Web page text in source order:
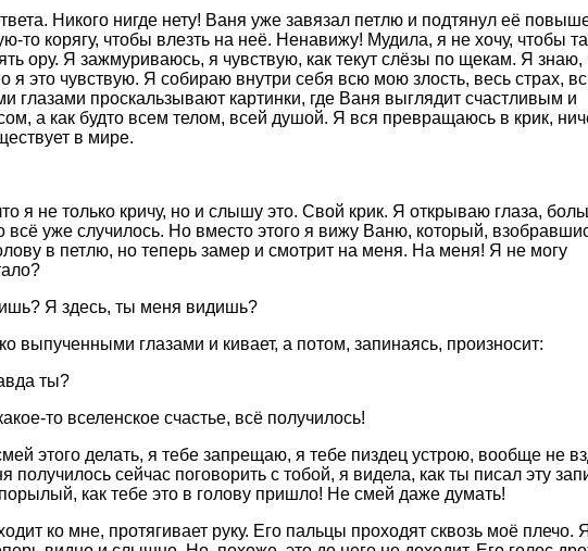
Никого нигде нету! Ваня уже завязал петлю и подтянул её
то корягу, чтобы влезть на неё. Ненавижу! Мудила, я не хочу, чтобы
ору. Я зажмуриваюсь, я чувствую, как текут слёзы по щекам. Я знаю,
я это чувствую. Я собираю внутри себя всю мою злость, весь страх,
глазами проскальзывают картинки, где Ваня выглядит счастливым и
а как будто всем телом, всей душой. Я вся превращаюсь в крик,
в мире.
я не только кричу, но и слышу это. Свой крик. Я открываю глаза,
всё уже случилось. Но вместо этого я вижу Ваню, который,
в петлю, но теперь замер и смотрит на меня. На меня! Я не могу
Я здесь, ты меня видишь?
выпученными глазами и кивает, а потом, запинаясь, произносит:
ты?
то вселенское счастье, всё получилось!
этого делать, я тебе запрещаю, я тебе пиздец устрою, вообще не
получилось сейчас поговорить с тобой, я видела, как ты писал эту
как тебе это в голову пришло! Не смей даже думать!
ко мне, протягивает руку. Его пальцы проходят сквозь моё плечо.